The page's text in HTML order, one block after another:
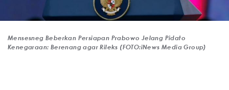
Mensesneg Beberkan Persiapan Prabowo Jelang Pidato
Kenegaraan: Berenang agar Rileks (FOTO:iNews Media Group)